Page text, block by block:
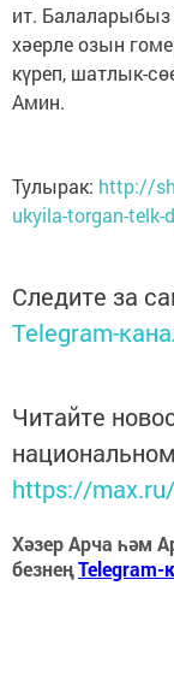
ит. Балаларыбыз
хәерле озын
күреп, шатлык-
Амин.
Тулырак: http://
ukyila-torgan-telk-
Следите за
Telegram-
Читайте
https://
Хәзер Арча һәм
безнеңTelegram-